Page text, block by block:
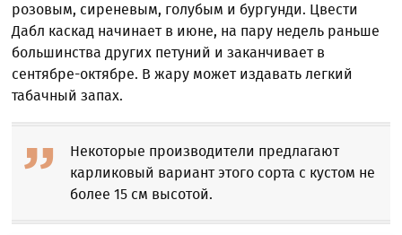
розовым, сиреневым, голубым и бургунди. Цвести
Дабл каскад начинает в июне, на пару недель раньше
большинства других петуний и заканчивает в
сентябре-октябре. В жару может издавать легкий
табачный запах.
Некоторые производители предлагают
карликовый вариант этого сорта с кустом не
более 15 см высотой.